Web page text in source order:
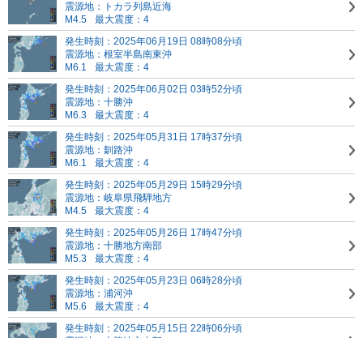
震源地：トカラ列島近海
M4.5
最大震度：4
発生時刻：2025年06月19日 08時08分頃
震源地：根室半島南東沖
M6.1
最大震度：4
発生時刻：2025年06月02日 03時52分頃
震源地：十勝沖
M6.3
最大震度：4
発生時刻：2025年05月31日 17時37分頃
震源地：釧路沖
M6.1
最大震度：4
発生時刻：2025年05月29日 15時29分頃
震源地：岐阜県飛騨地方
M4.5
最大震度：4
発生時刻：2025年05月26日 17時47分頃
震源地：十勝地方南部
M5.3
最大震度：4
発生時刻：2025年05月23日 06時28分頃
震源地：浦河沖
M5.6
最大震度：4
発生時刻：2025年05月15日 22時06分頃